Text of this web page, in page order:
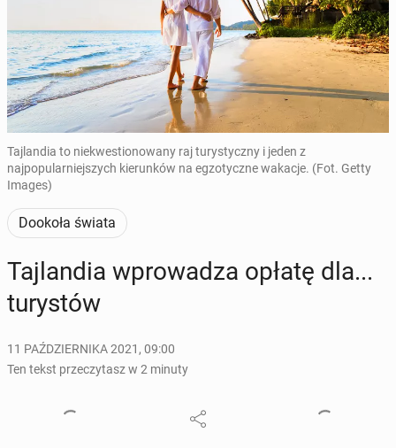
Tajlandia to niekwestionowany raj turystyczny i jeden z
najpopularniejszych kierunków na egzotyczne wakacje. (Fot. Getty
Images)
Dookoła świata
Taj­lan­dia wpro­wa­dza opłatę dla...
tu­ry­stów
11 PAŹDZIERNIKA 2021, 09:00
Ten tekst przeczytasz w 2 minuty